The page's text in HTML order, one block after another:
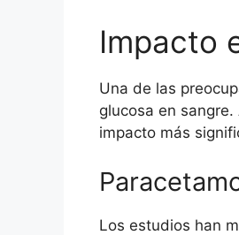
Impacto
Una de las
glucosa en
impacto más
Los estudios han